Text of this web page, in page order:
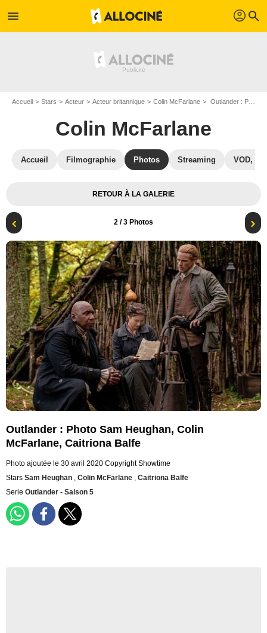
menu profil search
Accueil Stars Acteur Acteur britannique Colin McFarlane Outlander : Photo Sam Heughan, Colin McFarlane, Caitriona Balfe
Colin McFarlane
Accueil Filmographie Photos Streaming VOD,
RETOUR À LA GALERIE
2 / 3 Photos
Outlander : Photo Sam Heughan, Colin
McFarlane, Caitriona Balfe
Photo ajoutée le 30 avril 2020 Copyright Showtime
Stars Sam Heughan , Colin McFarlane , Caitriona Balfe
Serie Outlander - Saison 5